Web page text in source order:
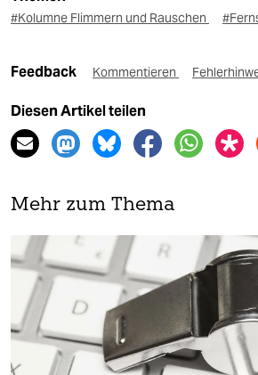
#Kolumne Flimmern und Rauschen
Feedback Kommentieren
Diesen Artikel teilen
Mehr zum Thema